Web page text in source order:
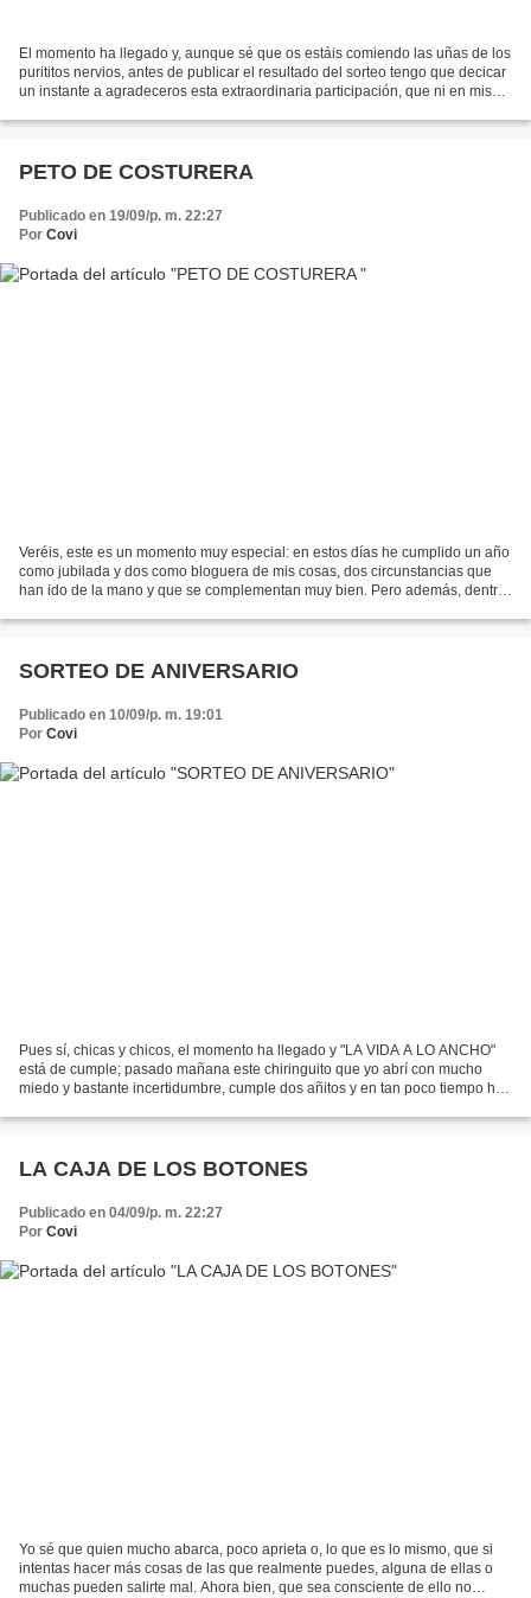
El momento ha llegado y, aunque sé que os estáis comiendo las uñas de los
purititos nervios, antes de publicar el resultado del sorteo tengo que decicar
un instante a agradeceros esta extraordinaria participación, que ni en mis
PETO DE COSTURERA
Publicado en 19/09/p. m. 22:27
Por Covi
Veréis, este es un momento muy especial: en estos días he cumplido un año
como jubilada y dos como bloguera de mis cosas, dos circunstancias que
han ido de la mano y que se complementan muy bien. Pero además, dentro
SORTEO DE ANIVERSARIO
Publicado en 10/09/p. m. 19:01
Por Covi
Pues sí, chicas y chicos, el momento ha llegado y "LA VIDA A LO ANCHO"
está de cumple; pasado mañana este chiringuito que yo abrí con mucho
miedo y bastante incertidumbre, cumple dos añitos y en tan poco tiempo ha
LA CAJA DE LOS BOTONES
Publicado en 04/09/p. m. 22:27
Por Covi
Yo sé que quien mucho abarca, poco aprieta o, lo que es lo mismo, que si
intentas hacer más cosas de las que realmente puedes, alguna de ellas o
muchas pueden salirte mal. Ahora bien, que sea consciente de ello no